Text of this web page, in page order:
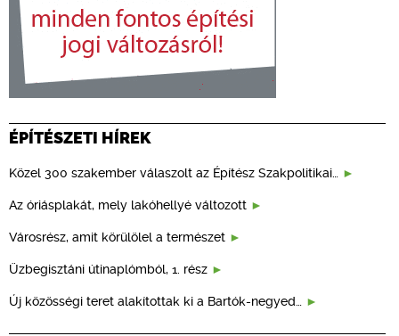
ÉPÍTÉSZETI HÍREK
Közel 300 szakember válaszolt az Építész Szakpolitikai…
Az óriásplakát, mely lakóhellyé változott
Városrész, amit körülölel a természet
Üzbegisztáni útinaplómból, 1. rész
Új közösségi teret alakítottak ki a Bartók-negyed…